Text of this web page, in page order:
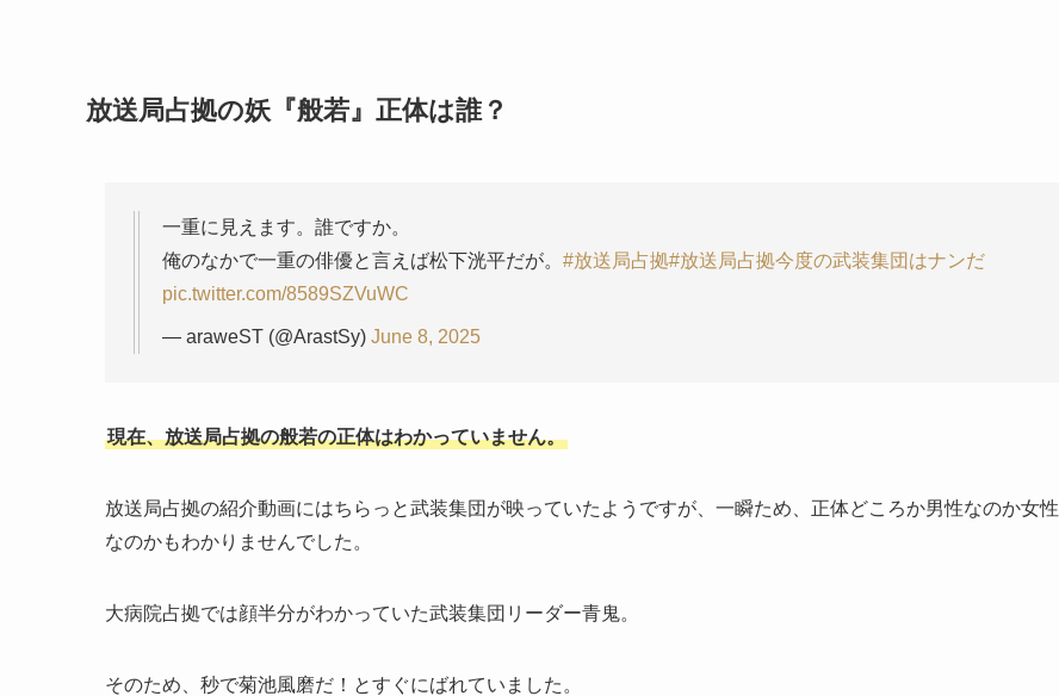
放送局占拠の妖『般若』正体は誰？
一重に見えます。誰ですか。
俺のなかで一重の俳優と言えば松下洸平だが。 #放送局占拠#放送局占拠今度の武装集団はナンだ
pic.twitter.com/8589SZVuWC
— araweST (@ArastSy) June 8, 2025
現在、放送局占拠の般若の正体はわかっていません。
放送局占拠の紹介動画にはちらっと武装集団が映っていたようですが、一瞬ため、正体どころか男性なのか女性
なのかもわかりませんでした。
大病院占拠では顔半分がわかっていた武装集団リーダー青鬼。
そのため、秒で菊池風磨だ！とすぐにばれていました。